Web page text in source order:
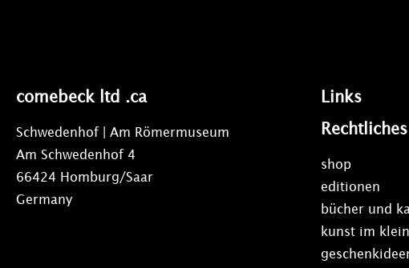
comebeck ltd .ca
Schwedenhof | Am Römermuseum
Am Schwedenhof 4
66424 Homburg/Saar
Germany
Links
Rechtliches
shop
editionen
bücher und
kunst im